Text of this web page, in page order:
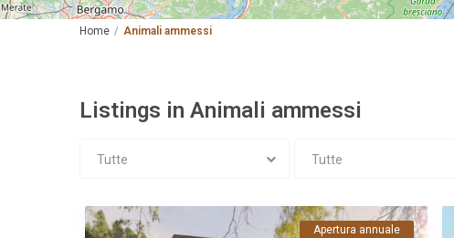
Home Animali ammessi
Listings in Animali ammessi
Tutte Tutte
Apertura annuale